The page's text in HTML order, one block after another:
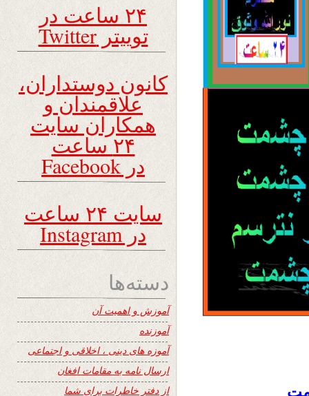
۲۴ ساعت در
توییتر Twitter
کانون دوستداران،
علاقمندان و
همکاران سایت
۲۴ ساعت
در Facebook
سایت ۲۴ ساعت
در Instagram
دسته‌ها
آموزش و اهمیت آن
آموزنده
آموزه های دینی ، اخلاقی و اجتماعی
ارسال نامه به مقامات افغان
از دفتر خاطرات برای شما